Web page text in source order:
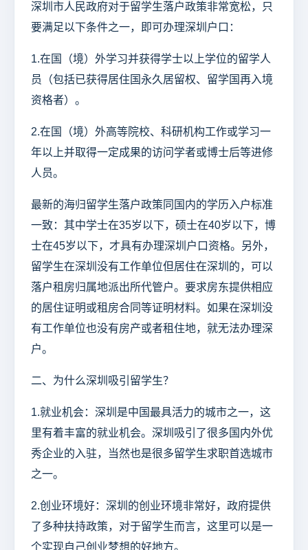
深圳市人民政府对于留学生落户政策非常宽松，只
要满足以下条件之一，即可办理深圳户口：
1.在国（境）外学习并获得学士以上学位的留学人
员（包括已获得居住国永久居留权、留学国再入境
资格者）。
2.在国（境）外高等院校、科研机构工作或学习一
年以上并取得一定成果的访问学者或博士后等进修
人员。
最新的海归留学生落户政策同国内的学历入户标准
一致：其中学士在35岁以下，硕士在40岁以下，博
士在45岁以下，才具有办理深圳户口资格。另外，
留学生在深圳没有工作单位但居住在深圳的，可以
落户租房归属地派出所代管户。要求房东提供相应
的居住证明或租房合同等证明材料。如果在深圳没
有工作单位也没有房产或者租住地，就无法办理深
户。
二、为什么深圳吸引留学生？
1.就业机会：深圳是中国最具活力的城市之一，这
里有着丰富的就业机会。深圳吸引了很多国内外优
秀企业的入驻，当然也是很多留学生求职首选城市
之一。
2.创业环境好：深圳的创业环境非常好，政府提供
了多种扶持政策，对于留学生而言，这里可以是一
个实现自己创业梦想的好地方。